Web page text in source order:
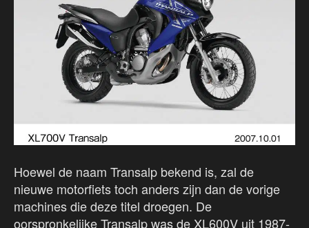
Hoewel de naam Transalp bekend is, zal de
nieuwe motorfiets toch anders zijn dan de vorige
machines die deze titel droegen. De
oorspronkelijke Transalp was de XL600V uit 1987-